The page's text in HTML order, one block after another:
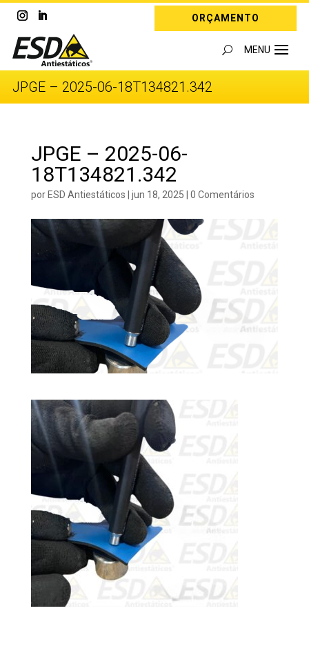
ORÇAMENTO
JPGE – 2025-06-18T134821.342
JPGE – 2025-06-
18T134821.342
porESD Antiestáticos | jun 18, 2025 | 0 Comentários